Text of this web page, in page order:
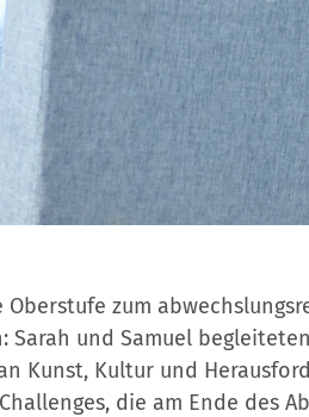
zum
und Samuel
Kunst, Kultur und
die am Ende des